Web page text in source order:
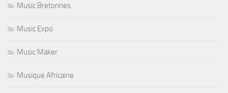
Music Bretonnes
Music Expo
Music Maker
Musique Africaine